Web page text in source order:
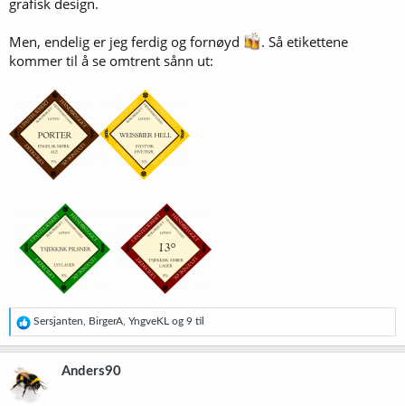
grafisk design.
Men, endelig er jeg ferdig og fornøyd
. Så etikettene
kommer til å se omtrent sånn ut:
R
e
a
s
j
Sersjanten BirgerA YngveKL og 9 til
Anders90